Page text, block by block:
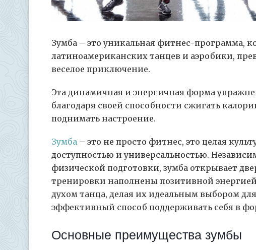
Зумба – это уникальная фитнес-программа,
латиноамериканских танцев и аэробики,
веселое приключение.
Эта динамичная и энергичная форма
благодаря своей способности сжигать
поднимать настроение.
Зумба – это не просто фитнес, это целая
доступностью и универсальностью.
физической подготовки, зумба открывает
тренировки наполнены позитивной
духом танца, делая их идеальным выбором
эффективный способ поддерживать себя в
Основные преимущества зумбы